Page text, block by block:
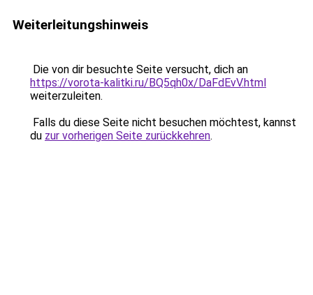
Weiterleitungshinweis
Die von dir besuchte Seite versucht, dich an
https://vorota-kalitki.ru/BQ5qh0x/DaFdEvV.html
weiterzuleiten.
Falls du diese Seite nicht besuchen möchtest, kannst
du zur vorherigen Seite zurückkehren.